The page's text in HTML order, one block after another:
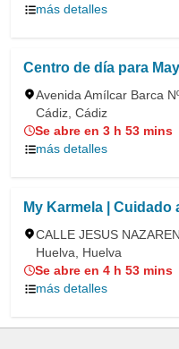
más detalles
Centro de día para
Avenida Amílcar Barca
Cádiz, Cádiz
Se abre en 3 h 53 mins
más detalles
My Karmela | Cuidado
CALLE JESUS
Huelva, Huelva
Se abre en 4 h 53 mins
más detalles